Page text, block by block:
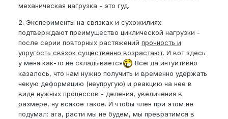
механическая нагрузка - это гуд.
2. Эксперименты на связках и сухожилиях
подтверждают преимущество циклической нагрузки -
после серии повторных растяжений прочность и
упругость связок существенно возрастают. И вот здесь
у меня как-то не складывается
Всегда интуитивно
казалось, что нам нужно получить и временно удержать
некую деформацию (неупругую) и реакцию на нее в
виде нужных процессов - деления, увеличения в
размере, ну всякое такое. И чтобы член при этом не
подумал: ага, расти мы не будем, мы превратимся в